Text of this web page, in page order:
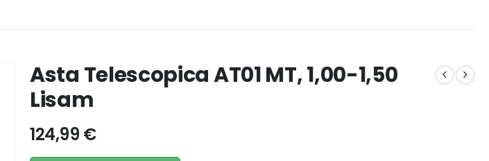
Asta Telescopica AT01 MT, 1,00-1,50
Lisam
124,99 €